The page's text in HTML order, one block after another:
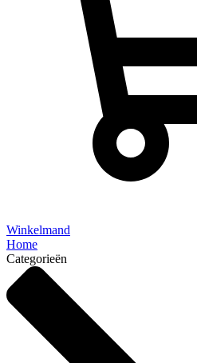
Winkelmand
Home
Categorieën